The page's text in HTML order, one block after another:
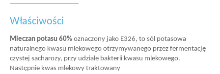
Właściwości
Mleczan potasu 60% oznaczony jako E326, to sól potasowa
naturalnego kwasu mlekowego otrzymywanego przez fermentację
czystej sacharozy, przy udziale bakterii kwasu mlekowego.
Następnie kwas mlekowy traktowany